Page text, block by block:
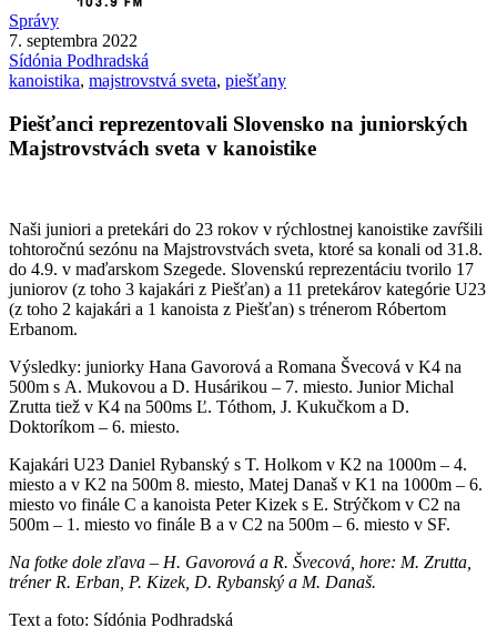
Správy
7. septembra 2022
Sídónia Podhradská
kanoistika, majstrovstvá sveta, piešťany
Piešťanci reprezentovali Slovensko na juniorských
Majstrovstvách sveta v kanoistike
Naši juniori a pretekári do 23 rokov v rýchlostnej kanoistike zavŕšili
tohtoročnú sezónu na Majstrovstvách sveta, ktoré sa konali od 31.8.
do 4.9. v maďarskom Szegede. Slovenskú reprezentáciu tvorilo 17
juniorov (z toho 3 kajakári z Piešťan) a 11 pretekárov kategórie U23
(z toho 2 kajakári a 1 kanoista z Piešťan) s trénerom Róbertom
Erbanom.
Výsledky: juniorky Hana Gavorová a Romana Švecová v K4 na
500m s A. Mukovou a D. Husárikou – 7. miesto. Junior Michal
Zrutta tiež v K4 na 500ms Ľ. Tóthom, J. Kukučkom a D.
Doktoríkom – 6. miesto.
Kajakári U23 Daniel Rybanský s T. Holkom v K2 na 1000m – 4.
miesto a v K2 na 500m 8. miesto, Matej Današ v K1 na 1000m – 6.
miesto vo finále C a kanoista Peter Kizek s E. Strýčkom v C2 na
500m – 1. miesto vo finále B a v C2 na 500m – 6. miesto v SF.
Na fotke dole zľava – H. Gavorová a R. Švecová, hore: M. Zrutta,
tréner R. Erban, P. Kizek, D. Rybanský a M. Današ.
Text a foto: Sídónia Podhradská